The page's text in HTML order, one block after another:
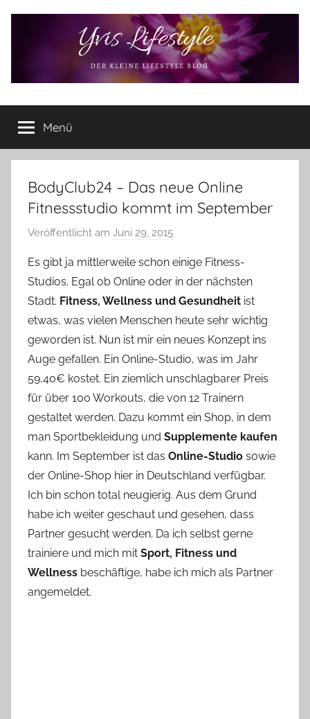
Yvis
Lifestyle
Lifestyle
Blog
–
Lifestyle,
Rezensionen,
Produkttests
und
mehr
Menü
BodyClub24 – Das neue Online
Fitnessstudio kommt im September
Veröffentlicht am Juni 29, 2015
n
Y
v
o
n
n
e
Es gibt ja mittlerweile schon einige Fitness-
Studios. Egal ob Online oder in der nächsten
Stadt. Fitness, Wellness und Gesundheit ist
etwas, was vielen Menschen heute sehr wichtig
geworden ist. Nun ist mir ein neues Konzept ins
Auge gefallen. Ein Online-Studio, was im Jahr
59,40€ kostet. Ein ziemlich unschlagbarer Preis
für über 100 Workouts, die von 12 Trainern
gestaltet werden. Dazu kommt ein Shop, in dem
man Sportbekleidung und Supplemente kaufen
kann. Im September ist das Online-Studio sowie
der Online-Shop hier in Deutschland verfügbar.
Ich bin schon total neugierig. Aus dem Grund
habe ich weiter geschaut und gesehen, dass
Partner gesucht werden. Da ich selbst gerne
trainiere und mich mit Sport, Fitness und
Wellness beschäftige, habe ich mich als Partner
angemeldet.